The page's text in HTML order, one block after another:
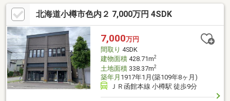
是非一度ご内覧くださいませ！
北海道小樽市色内２ 7,000万円 4SDK
7,000万円
間取り 4SDK
建物面積428.71m2
土地面積338.37m2
築年月 1917年1月(築109年8ヶ月)
ＪＲ函館本線 小樽駅 徒歩9分